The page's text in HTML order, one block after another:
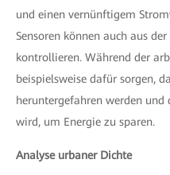
und einen vernünftigem
Sensoren können auch aus
kontrollieren. Während der
beispielsweise dafür sorgen,
heruntergefahren werden und
wird, um Energie zu sparen.
Analyse urbaner Dichte